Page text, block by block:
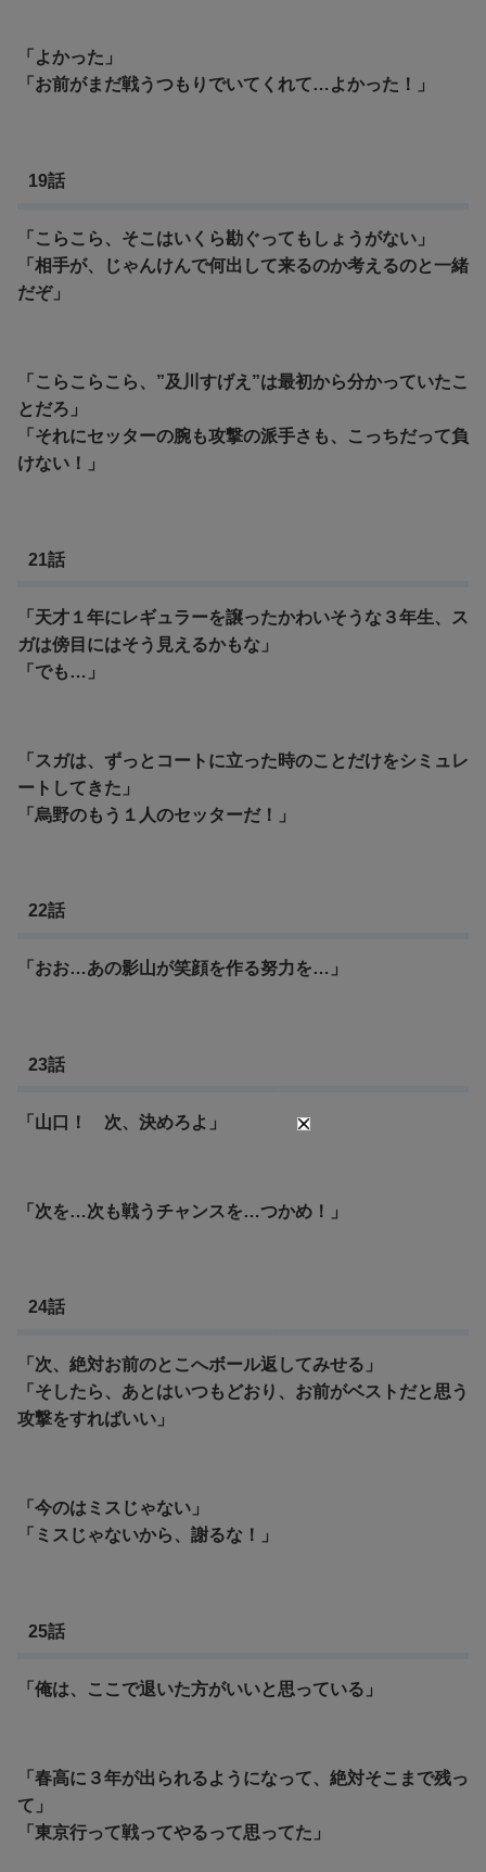
「よかった」
「お前がまだ戦うつもりでいてくれて…よかった！」
19話
「こらこら、そこはいくら勘ぐってもしょうがない」
「相手が、じゃんけんで何出して来るのか考えるのと一緒
だぞ」
「こらこらこら、”及川すげえ”は最初から分かっていたこ
とだろ」
「それにセッターの腕も攻撃の派手さも、こっちだって負
けない！」
21話
「天才１年にレギュラーを譲ったかわいそうな３年生、ス
ガは傍目にはそう見えるかもな」
「でも…」
「スガは、ずっとコートに立った時のことだけをシミュレ
ートしてきた」
「烏野のもう１人のセッターだ！」
22話
「おお…あの影山が笑顔を作る努力を…」
23話
「山口！ 次、決めろよ」
「次を…次も戦うチャンスを…つかめ！」
24話
「次、絶対お前のとこへボール返してみせる」
「そしたら、あとはいつもどおり、お前がベストだと思う
攻撃をすればいい」
「今のはミスじゃない」
「ミスじゃないから、謝るな！」
25話
「俺は、ここで退いた方がいいと思っている」
「春高に３年が出られるようになって、絶対そこまで残っ
て」
「東京行って戦ってやるって思ってた」